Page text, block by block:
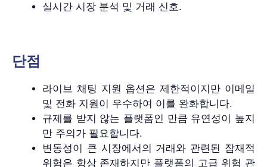
실시간 시장 분석 및 거래 신호.
단점
라이브 채팅 지원 옵션은 제한적이지만 이메일
및 전화 지원이 우수하여 이를 완화합니다.
규제를 받지 않는 플랫폼인 만큼 유연성이 높지
만 주의가 필요합니다.
변동성이 큰 시장에서의 거래와 관련된 잠재적
위험은 항상 존재하지만 플랫폼의 고급 위험 관